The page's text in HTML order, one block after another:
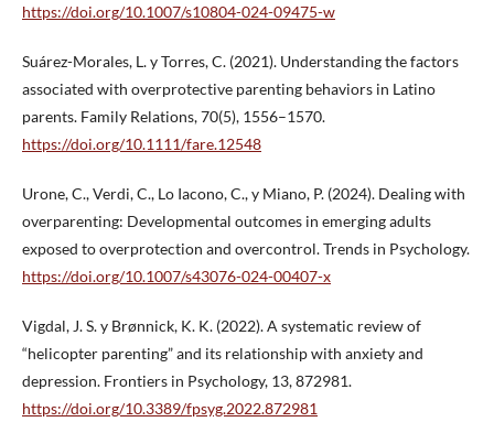
https://doi.org/10.1007/s10804-024-09475-w
Suárez-Morales, L. y Torres, C. (2021). Understanding the factors
associated with overprotective parenting behaviors in Latino
parents. Family Relations, 70(5), 1556–1570.
https://doi.org/10.1111/fare.12548
Urone, C., Verdi, C., Lo Iacono, C., y Miano, P. (2024). Dealing with
overparenting: Developmental outcomes in emerging adults
exposed to overprotection and overcontrol. Trends in Psychology.
https://doi.org/10.1007/s43076-024-00407-x
Vigdal, J. S. y Brønnick, K. K. (2022). A systematic review of
“helicopter parenting” and its relationship with anxiety and
depression. Frontiers in Psychology, 13, 872981.
https://doi.org/10.3389/fpsyg.2022.872981